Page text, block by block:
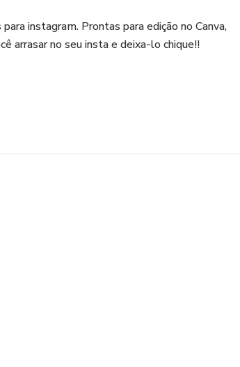
instagram. Prontas para edição no Canva,
arrasar no seu insta e deixa-lo chique!!